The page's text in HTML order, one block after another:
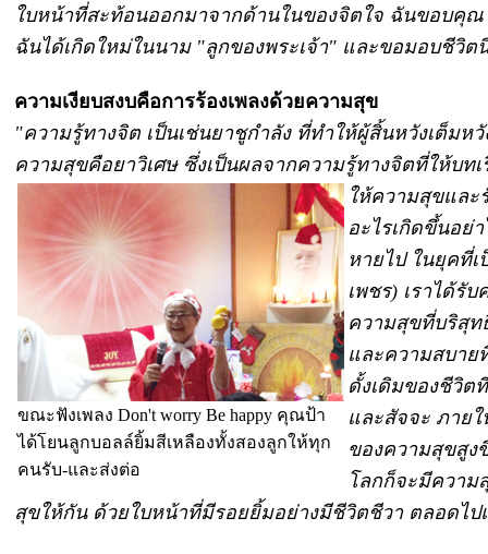
ใบหน้าที่สะท้อนออกมาจากด้านในของจิตใจ ฉันขอบคุ
ฉันได้เกิดใหม่ในนาม "ลูกของพระเจ้า" และขอมอบชีวิ
ความเงียบสงบคือการร้องเพลงด้วยความสุข
"ความรู้ทางจิต เป็นเช่นยาชูกำลัง ที่ทำให้ผู้สิ้นหวังเต็มห
ความสุขคือยาวิเศษ ซึ่งเป็นผลจากความรู้ทางจิตที่ให้บ
ขณะฟังเพลง Don't worry Be happy คุณป้า
ได้โยนลูกบอลล์ยิ้มสีเหลืองทั้งสองลูกให้ทุก
คนรับ-และส่งต่อ
ให้ความสุขและ
อะไรเกิดขึ้นอย่
หายไป ในยุคที่
เพชร) เราได้รั
ความสุขที่บริสุท
และความสบาย
ดั้งเดิมของชีวิต
และสัจจะ ภาย
ของความสุขสูง
โลกก็จะมีความ
สุขให้กัน ด้วยใบหน้าที่มีรอยยิ้มอย่างมีชีวิตชีวา ตลอดไ